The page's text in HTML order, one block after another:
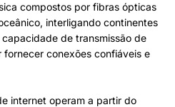
compostos por fibras ópticas
interligando continentes
de transmissão de
conexões confiáveis e
internet operam a partir do